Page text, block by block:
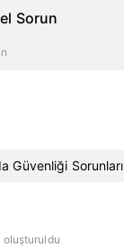
Sorun
Güvenliği Sorunları
oluşturuldu